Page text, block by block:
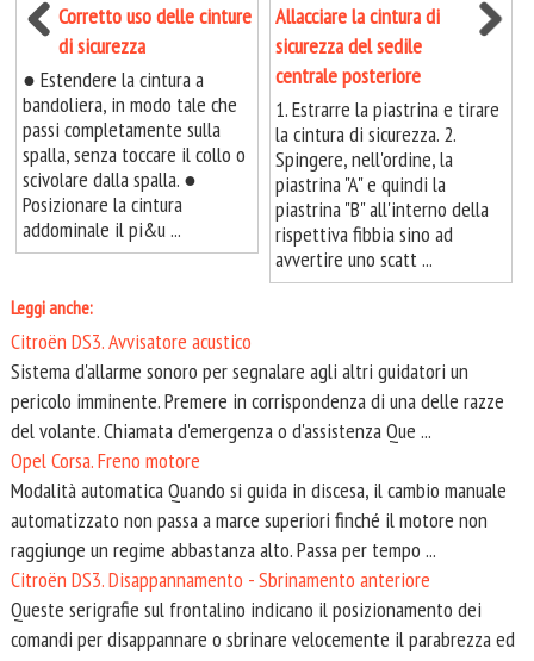
Corretto uso delle cinture
di sicurezza
● Estendere la cintura a
bandoliera, in modo tale che
passi completamente sulla
spalla, senza toccare il collo o
scivolare dalla spalla. ●
Posizionare la cintura
addominale il pi&u ...
Allacciare la cintura di
sicurezza del sedile
centrale posteriore
1. Estrarre la piastrina e tirare
la cintura di sicurezza. 2.
Spingere, nell'ordine, la
piastrina "A" e quindi la
piastrina "B" all'interno della
rispettiva fibbia sino ad
avvertire uno scatt ...
Leggi anche:
Citroën DS3. Avvisatore acustico
Sistema d'allarme sonoro per segnalare agli altri guidatori un
pericolo imminente. Premere in corrispondenza di una delle razze
del volante. Chiamata d'emergenza o d'assistenza Que ...
Opel Corsa. Freno motore
Modalità automatica Quando si guida in discesa, il cambio manuale
automatizzato non passa a marce superiori finché il motore non
raggiunge un regime abbastanza alto. Passa per tempo ...
Citroën DS3. Disappannamento - Sbrinamento anteriore
Queste serigrafie sul frontalino indicano il posizionamento dei
comandi per disappannare o sbrinare velocemente il parabrezza ed